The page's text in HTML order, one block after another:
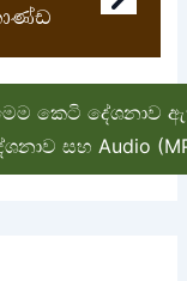
කෙටි දේශනාව
සහ Audio